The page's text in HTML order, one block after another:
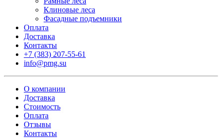
Клиновые леса
Фасадные подъемники
Оплата
Доставка
Контакты
+7 (383) 207-55-61
info@pmg.su
О компании
Доставка
Стоимость
Оплата
Отзывы
Контакты